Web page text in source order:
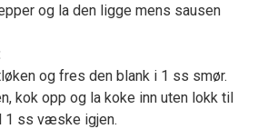
og la den ligge mens sausen
og fres den blank i 1 ss smør.
kok opp og la koke inn uten lokk til
1 ss væske igjen.